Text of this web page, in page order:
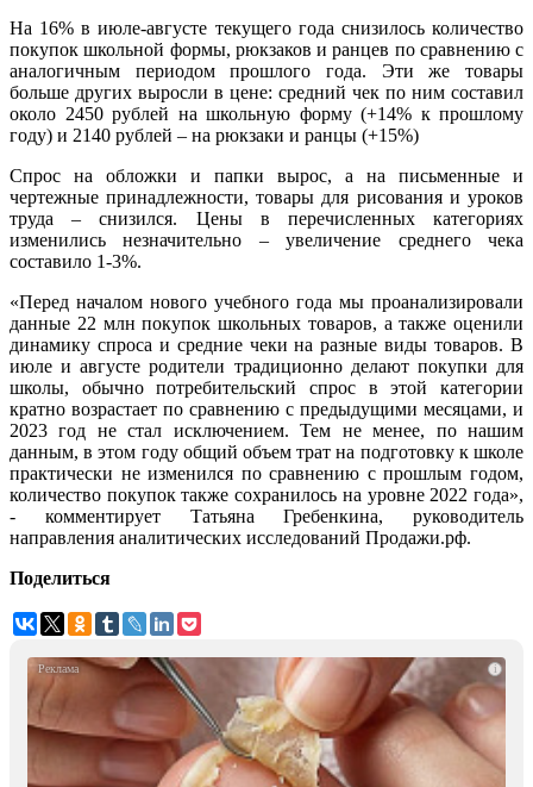
На 16% в июле-августе текущего года снизилось количество
покупок школьной формы, рюкзаков и ранцев по сравнению с
аналогичным периодом прошлого года. Эти же товары
больше других выросли в цене: средний чек по ним составил
около 2450 рублей на школьную форму (+14% к прошлому
году) и 2140 рублей – на рюкзаки и ранцы (+15%)
Спрос на обложки и папки вырос, а на письменные и
чертежные принадлежности, товары для рисования и уроков
труда – снизился. Цены в перечисленных категориях
изменились незначительно – увеличение среднего чека
составило 1-3%.
«Перед началом нового учебного года мы проанализировали
данные 22 млн покупок школьных товаров, а также оценили
динамику спроса и средние чеки на разные виды товаров. В
июле и августе родители традиционно делают покупки для
школы, обычно потребительский спрос в этой категории
кратно возрастает по сравнению с предыдущими месяцами, и
2023 год не стал исключением. Тем не менее, по нашим
данным, в этом году общий объем трат на подготовку к школе
практически не изменился по сравнению с прошлым годом,
количество покупок также сохранилось на уровне 2022 года»,
- комментирует Татьяна Гребенкина, руководитель
направления аналитических исследований Продажи.рф.
Поделиться
i